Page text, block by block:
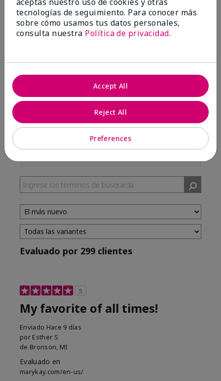
99%
de los encuestados recomendaría a un amigo.
4 estrellas
7
2 estrellas
0
Tono De Piel
por
Tono
de
piel
Evaluado por 299 clientes
5
My favorite of all times!
Enviado Hace 9 días
por Esther S
de Bronson, MI
Evaluado en
marykay.com/en-us/
tecnologías de seguimiento. Para conocer más
sobre cómo usamos tus datos personales,
consulta nuestra Política de privacidad.
Preferences
Reject All
Accept All